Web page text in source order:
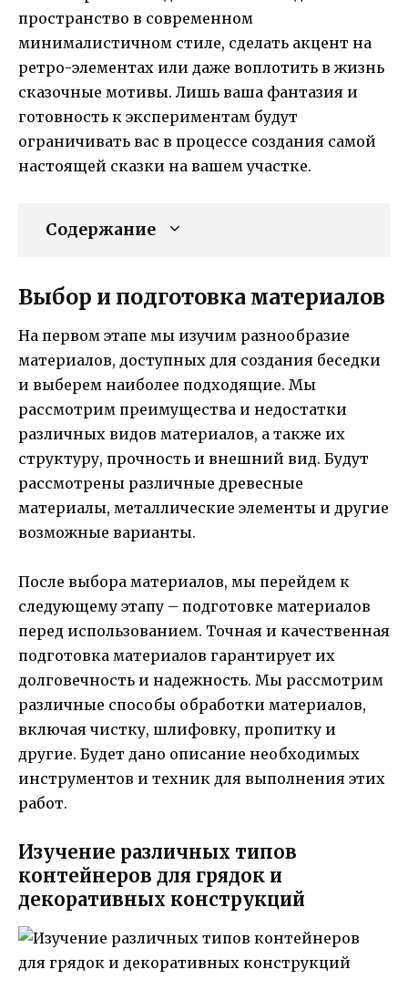
пространство в современном
минималистичном стиле, сделать акцент на
ретро-элементах или даже воплотить в жизнь
сказочные мотивы. Лишь ваша фантазия и
готовность к экспериментам будут
ограничивать вас в процессе создания самой
настоящей сказки на вашем участке.
Содержание
Выбор и подготовка материалов
На первом этапе мы изучим разнообразие
материалов, доступных для создания беседки
и выберем наиболее подходящие. Мы
рассмотрим преимущества и недостатки
различных видов материалов, а также их
структуру, прочность и внешний вид. Будут
рассмотрены различные древесные
материалы, металлические элементы и другие
возможные варианты.
После выбора материалов, мы перейдем к
следующему этапу – подготовке материалов
перед использованием. Точная и качественная
подготовка материалов гарантирует их
долговечность и надежность. Мы рассмотрим
различные способы обработки материалов,
включая чистку, шлифовку, пропитку и
другие. Будет дано описание необходимых
инструментов и техник для выполнения этих
работ.
Изучение различных типов
контейнеров для грядок и
декоративных конструкций